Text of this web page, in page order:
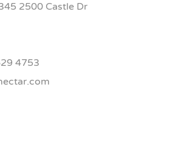
2500 Castle Dr
4753